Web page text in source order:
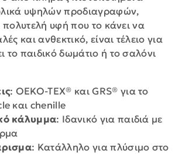
υψηλών προδιαγραφών,
πολυτελή υφή που το κάνει να
και ανθεκτικό, είναι τέλειο για
παιδικό δωμάτιο ή το σαλόνι
: OEKO-TEX® και GRS® για το
και chenille
κάλυμμα: Ιδανικό για παιδιά με
: Κατάλληλο για πλύσιμο στο